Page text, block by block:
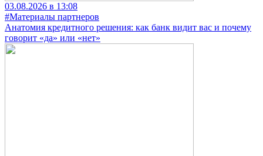
03.08.2026 в 13:08
#Материалы партнеров
Анатомия кредитного решения: как банк видит вас и почему
говорит «да» или «нет»